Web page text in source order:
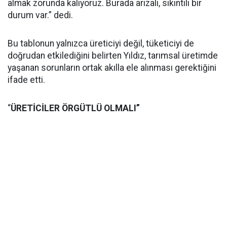
almak zorunda kalıyoruz. Burada arızalı, sıkıntılı bir
durum var.” dedi.
Bu tablonun yalnızca üreticiyi değil, tüketiciyi de
doğrudan etkilediğini belirten Yıldız, tarımsal üretimde
yaşanan sorunların ortak akılla ele alınması gerektiğini
ifade etti.
“ÜRETİCİLER ÖRGÜTLÜ OLMALI”